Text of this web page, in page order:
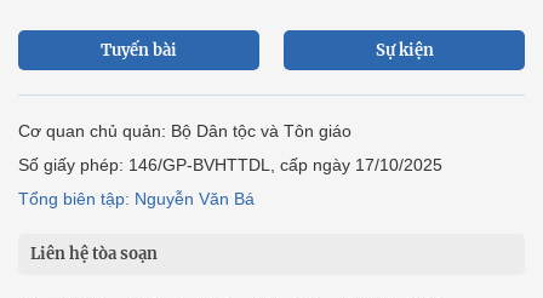
Tuyến bài Sự kiện
Cơ quan chủ quản: Bộ Dân tộc và Tôn giáo
Số giấy phép: 146/GP-BVHTTDL, cấp ngày 17/10/2025
Tổng biên tập: Nguyễn Văn Bá
Liên hệ tòa soạn